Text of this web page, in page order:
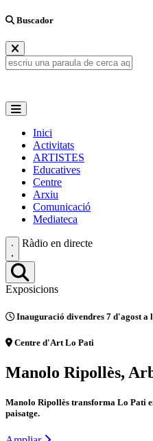
Buscador
Inici
Activitats
ARTISTES
Educatives
Centre
Arxiu
Comunicació
Mediateca
Ràdio en directe
Exposicions
Inauguració divendres 7 d'agost a
Centre d'Art Lo Pati
Manolo Ripollès,
Manolo Ripollès transforma Lo Pati
paisatge.